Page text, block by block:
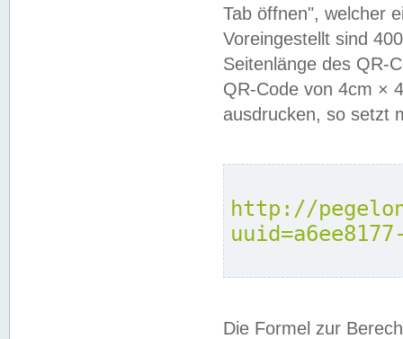
Tab öffnen", welcher
Voreingestellt sind
Seitenlänge des QR-
QR-Code von 4cm ×
ausdrucken, so setzt
http://
Die Formel zur